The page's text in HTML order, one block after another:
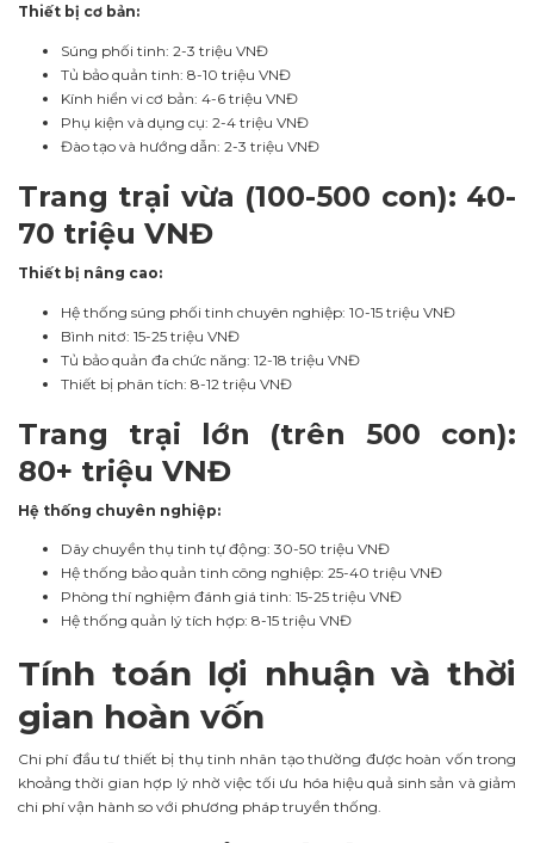
Thiết bị cơ bản:
Súng phối tinh: 2-3 triệu VNĐ
Tủ bảo quản tinh: 8-10 triệu VNĐ
Kính hiển vi cơ bản: 4-6 triệu VNĐ
Phụ kiện và dụng cụ: 2-4 triệu VNĐ
Đào tạo và hướng dẫn: 2-3 triệu VNĐ
Trang trại vừa (100-500 con): 40-
70 triệu VNĐ
Thiết bị nâng cao:
Hệ thống súng phối tinh chuyên nghiệp: 10-15 triệu VNĐ
Bình nitơ: 15-25 triệu VNĐ
Tủ bảo quản đa chức năng: 12-18 triệu VNĐ
Thiết bị phân tích: 8-12 triệu VNĐ
Trang trại lớn (trên 500 con):
80+ triệu VNĐ
Hệ thống chuyên nghiệp:
Dây chuyền thụ tinh tự động: 30-50 triệu VNĐ
Hệ thống bảo quản tinh công nghiệp: 25-40 triệu VNĐ
Phòng thí nghiệm đánh giá tinh: 15-25 triệu VNĐ
Hệ thống quản lý tích hợp: 8-15 triệu VNĐ
Tính toán lợi nhuận và thời
gian hoàn vốn
Chi phí đầu tư thiết bị thụ tinh nhân tạo thường được hoàn vốn trong
khoảng thời gian hợp lý nhờ việc tối ưu hóa hiệu quả sinh sản và giảm
chi phí vận hành so với phương pháp truyền thống.